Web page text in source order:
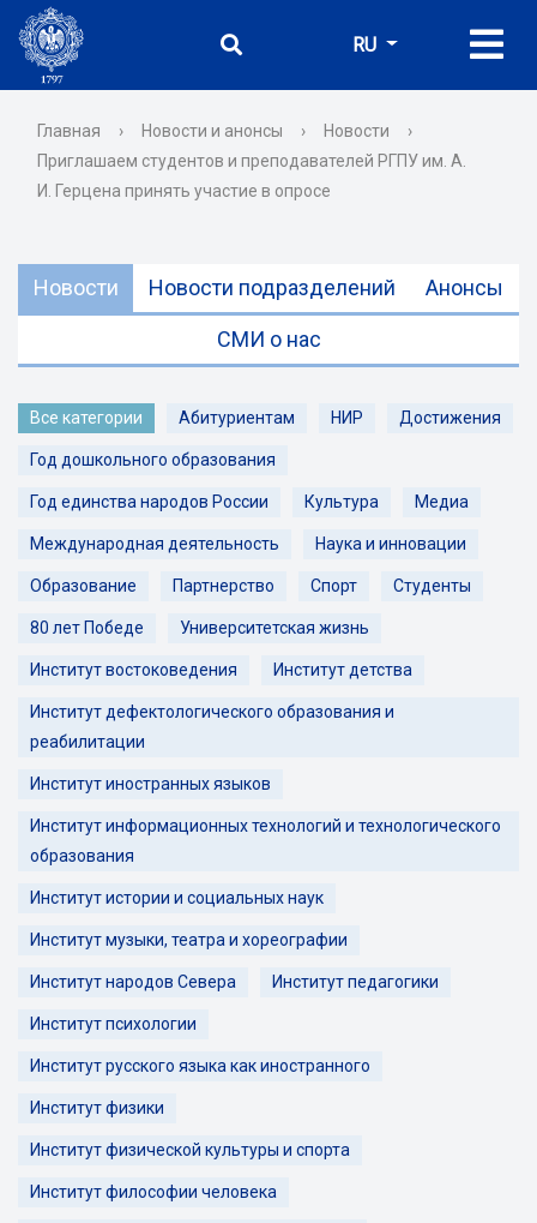
RU
Главная › Новости и анонсы › Новости
›
Приглашаем студентов и преподавателей РГПУ им. А.
И. Герцена принять участие в опросе
Новости Новости подразделений Анонсы
СМИ о нас
Все категории Абитуриентам НИР Достижения
Год дошкольного образования
Год единства народов России Культура Медиа
Международная деятельность Наука и инновации
Образование Партнерство Спорт Студенты
80 лет Победе Университетская жизнь
Институт востоковедения Институт детства
Институт дефектологического образования и
реабилитации
Институт иностранных языков
Институт информационных технологий и технологического
образования
Институт истории и социальных наук
Институт музыки, театра и хореографии
Институт народов Севера Институт педагогики
Институт психологии
Институт русского языка как иностранного
Институт физики
Институт физической культуры и спорта
Институт философии человека